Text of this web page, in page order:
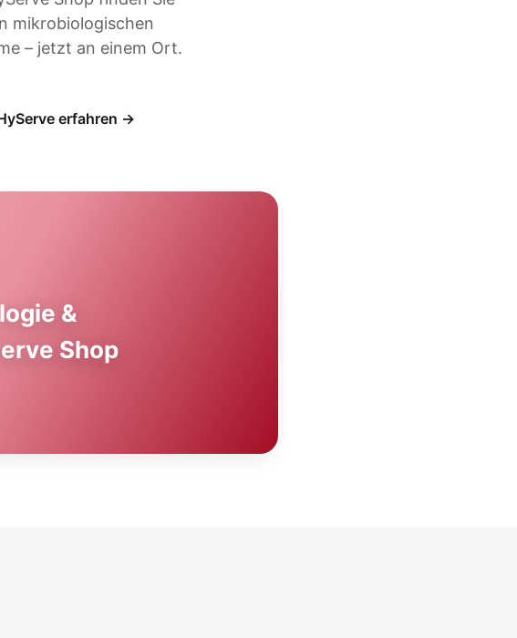
mikrobiologischen
– jetzt an einem Ort.
erfahren →
&
Shop